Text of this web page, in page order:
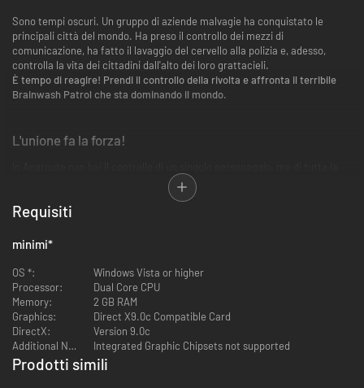
Sono tempi oscuri. Un gruppo di aziende malvagie ha conquistato le
principali città del mondo. Ha preso il controllo dei mezzi di
comunicazione, ha fatto il lavaggio del cervello alla polizia e, adesso,
controlla la vita dei cittadini dall'alto dei loro grattacieli.
È tempo di reagire! Prendi il controllo della rivolta e affronta il terribile
Brainwash Patrol che sta dominando il mondo.
L'unione fa la forza!
Più grande è la folla, più potente diventa.
ribelli nelle città e fai crescere la rivolta per
La città è il tuo parco giochi
Cabine telefoniche, idranti, bidoni della spazzatura, biciclette,
automobili...
utilizza gli oggetti dalla città come proiettili
abbastanza grande, sarai anche in grado di abbattere interi edifici e farli
crollare sui tuoi nemici!
Affronta la Brainwash Patrol
I tuoi avversari non si fermeranno davanti a nulla, e useranno tutta la loro
Requisiti
minimi*
OS *:
Windows Vista or higher
Processor:
Dual Core CPU
Memory:
2 GB RAM
Graphics:
Direct X9.0c Compatible Card
DirectX:
Version 9.0c
Additional Notes:
Integrated Graphic Chipsets not supported
Prodotti simili